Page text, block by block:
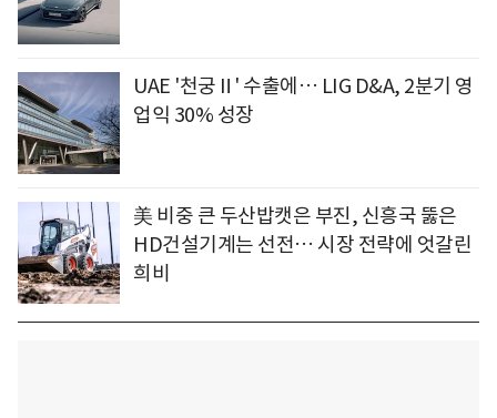
UAE '천궁Ⅱ' 수출에… LIG D&A, 2분기 영
업익 30% 성장
美 비중 큰 두산밥캣은 부진, 신흥국 뚫은
HD건설기계는 선전… 시장 전략에 엇갈린
희비